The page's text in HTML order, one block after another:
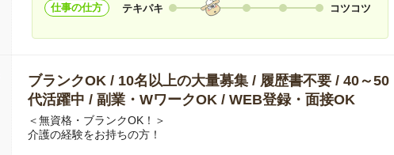
仕事の仕方 テキパキ コツコツ
ブランクOK / 10名以上の大量募集 / 履歴書不要 / 40～50
代活躍中 / 副業・WワークOK / WEB登録・面接OK
＜無資格・ブランクOK！＞
介護の経験をお持ちの方！